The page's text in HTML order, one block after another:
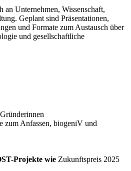
an Unternehmen, Wissenschaft,
Geplant sind Präsentationen,
und Formate zum Austausch über
und gesellschaftliche
zum Anfassen, biogeniV und
Projekte wie Zukunftspreis 2025